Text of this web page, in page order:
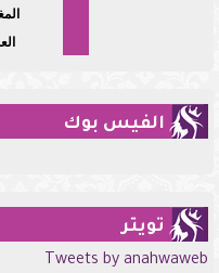
الفيس بوك
تويتر
Tweets by anahwaweb